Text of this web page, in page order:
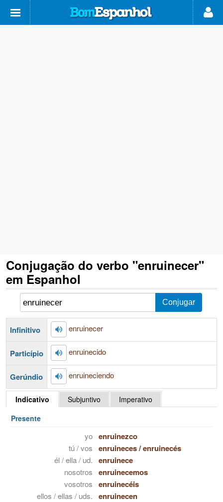
Conjugação do verbo "enruinecer"
em Espanhol
Infinitivo enruinecer
Particípio enruinecido
Gerúndio enruineciendo
Indicativo Subjuntivo
Imperativo
Presente
yo enruinezco
tú / vos enruineces/enruinecés
él / ella / ud. enruinece
nosotros enruinecemos
vosotros enruinecéis
ellos / ellas / uds. enruinecen